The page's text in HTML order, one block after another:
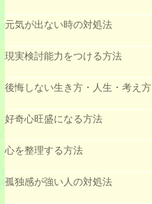
元気が出ない時の対処法
現実検討能力をつける方法
後悔しない生き方・人生・考え方
好奇心旺盛になる方法
心を整理する方法
孤独感が強い人の対処法